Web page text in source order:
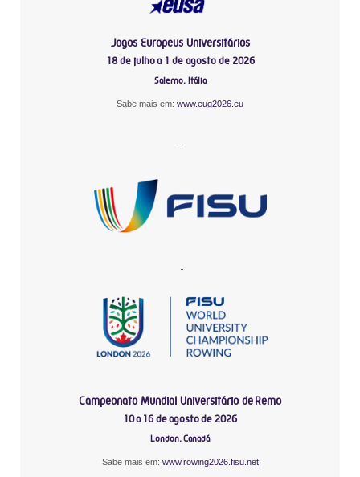
Jogos Europeus Universitários
18 de julho a 1 de agosto de 2026
Salerno, Itália
Sabe mais em: www.eug2026.eu
-
-
Campeonato Mundial Universitário de Remo
10 a 16 de agosto de 2026
London, Canadá
Sabe mais em: www.rowing2026.fisu.net